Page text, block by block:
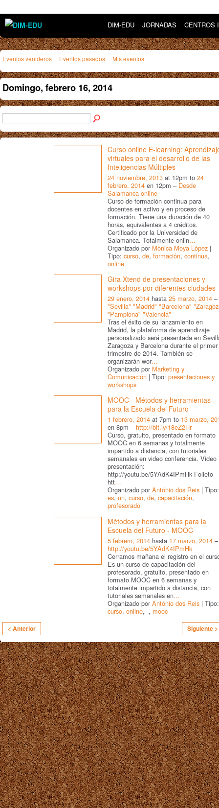
DIM-EDU JORNADAS CENTROS
Eventos venideros Eventos pasados Mis eventos
Domingo, febrero 16, 2014
Curso online E-learning:
virtuales para el desarrollo de las
Inteligencias Múltiples
24 noviembre, 2013 at 12pm to 24
febrero, 2014 en 12pm – Desde
Salamanca online
Curso de formación continua para
docentes en activo y en proceso de
formación. Tiene una duración de 40
horas, equivalentes a 4 créditos.
Certificado por la Universidad de
Salamanca. Totalmente onlin…
Organizado por Mònica Moya López |
Tipo: curso, de, formación, continua,
online
Gira Xtend de presentaciones y
workshops por diferentes ciudades
29 enero, 2014 hasta 25 marzo, 2014 –
"Sevilla" "Madrid" "Barcelona"
"Pamplona" "Valencia"
Tras el éxito de su lanzamiento en
Madrid, la plataforma de aprendizaje
personalizado será presentada en
Zaragoza y Barcelona durante el primer
trimestre de 2014. También se
organizarán wor…
Organizado por Marketing y
Comunicación | Tipo: presentaciones y
workshops
MOOC - Métodos y herramientas
para la Escuela del Futuro
1 febrero, 2014 at 7pm to 13 marzo,
en 8pm – http://bit.ly/18eZ2Hr
Curso, gratuito, presentado en formato
MOOC en 6 semanas y totalmente
impartido a distancia, con tutoriales
semanales en video conferencia. Video
presentación:
http://youtu.be/5YAdK4IPmHk Folleto
htt…
Organizado por António dos Reis | Tipo:
es, un, curso, de, capacitación,
profesorado
Métodos y herramientas para la
Escuela del Futuro - MOOC
5 febrero, 2014 hasta 17 marzo, 2014 –
http://youtu.be/5YAdK4IPmHk
Cerramos mañana el registro en el
Es un curso de capacitación del
profesorado, gratuito, presentado en
formato MOOC en 6 semanas y
totalmente impartido a distancia, con
tutoriales semanales en…
Organizado por António dos Reis | Tipo:
curso, online, -, mooc
< Anterior Siguiente >